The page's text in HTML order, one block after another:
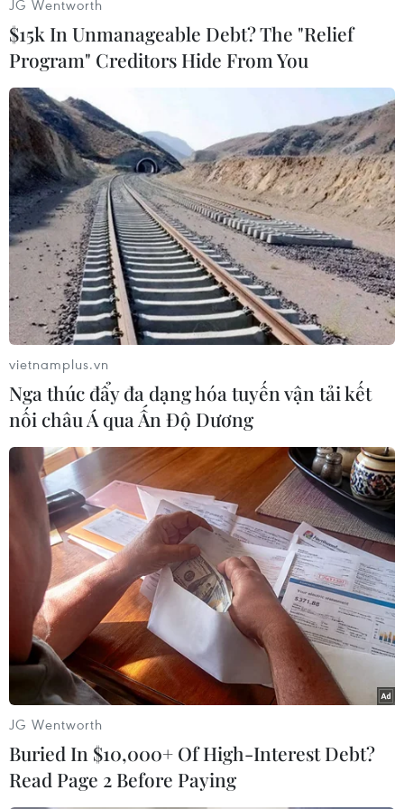
(Vietnam+)
#Libya #Phiến quân IS
#Trường Đại học
#Thành phố Sirte
#Đài phát thanh
#Tay súng
Libya
Theo dõi VietnamPlus
TIN LIÊN QUAN
JG Wentworth
$15k In Unmanageable Debt? The "Relief
Program" Creditors Hide From You
vietnamplus.vn
Nga thúc đẩy đa dạng hóa tuyến vận tải kết
nối châu Á qua Ấn Độ Dương
JG Wentworth
Buried In $10,000+ Of High-Interest Debt?
Read Page 2 Before Paying